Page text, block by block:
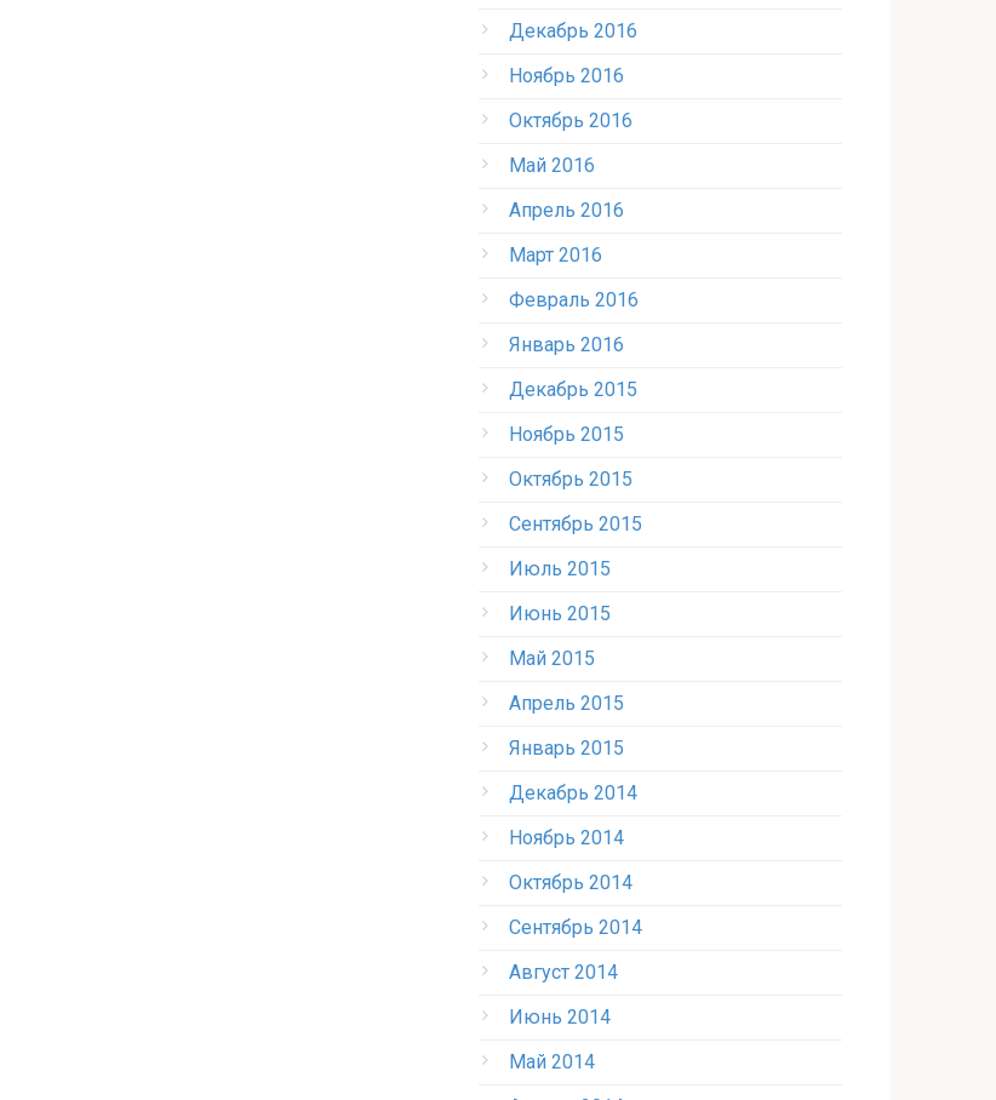
Декабрь 2016
Ноябрь 2016
Октябрь 2016
Май 2016
Апрель 2016
Март 2016
Февраль 2016
Январь 2016
Декабрь 2015
Ноябрь 2015
Октябрь 2015
Сентябрь 2015
Июль 2015
Июнь 2015
Май 2015
Апрель 2015
Январь 2015
Декабрь 2014
Ноябрь 2014
Октябрь 2014
Сентябрь 2014
Август 2014
Июнь 2014
Май 2014